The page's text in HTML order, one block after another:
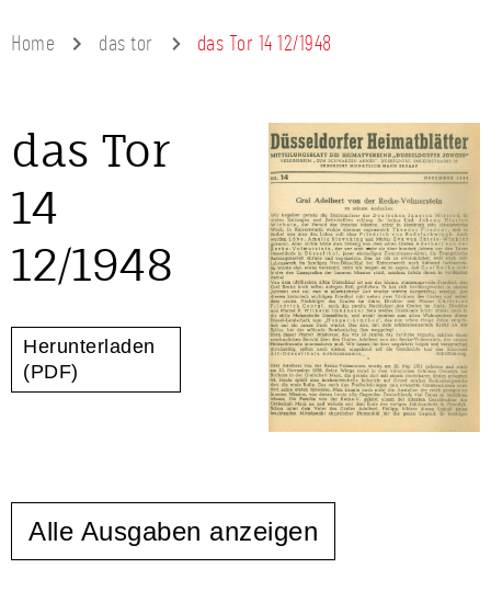
Home das tor das Tor 14 12/1948
das Tor
14
12/1948
Herunterladen
(PDF)
Alle Ausgaben anzeigen